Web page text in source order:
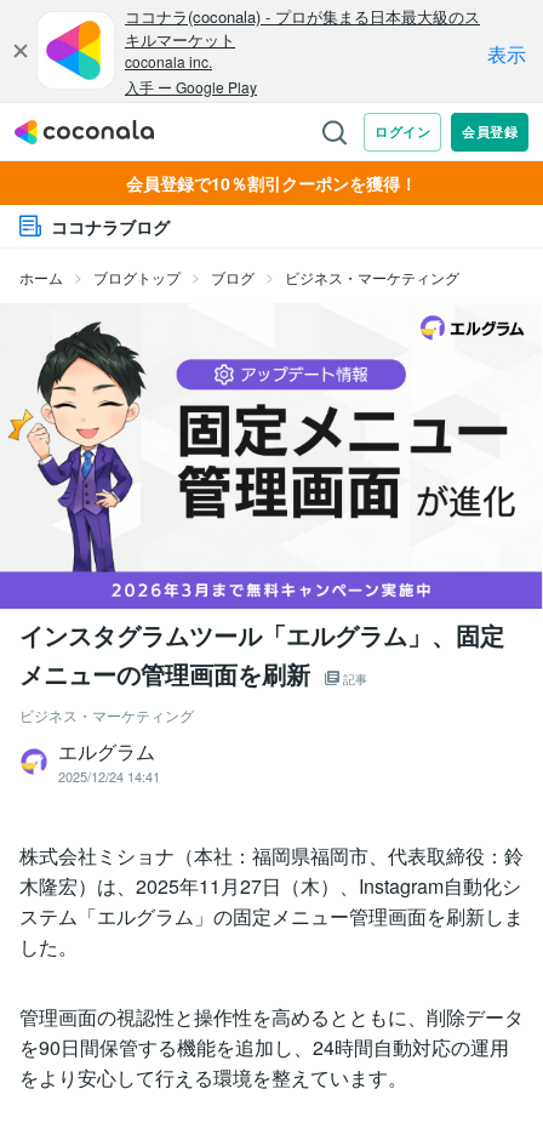
会員登録で10％割引クーポンを獲得！
ココナラブログ
ホーム ブログトップ ブログ ビジネス・マーケティング
インスタグラムツール「エルグラム」、固定
メニューの管理画面を刷新
記事
ビジネス・マーケティング
エルグラム
2025/12/24 14:41
株式会社ミショナ（本社：福岡県福岡市、代表取締役：鈴
木隆宏）は、2025年11月27日（木）、Instagram自動化シ
ステム「エルグラム」の固定メニュー管理画面を刷新しま
した。
管理画面の視認性と操作性を高めるとともに、削除データ
を90日間保管する機能を追加し、24時間自動対応の運用
をより安心して行える環境を整えています。